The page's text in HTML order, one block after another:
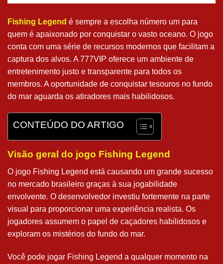
Fishing Legend é sempre a escolha número um para
quem é apaixonado por conquistar o vasto oceano. O jogo
conta com uma série de recursos modernos que facilitam a
captura dos alvos. A 777VIP oferece um ambiente de
entretenimento justo e transparente para todos os
membros. A oportunidade de conquistar tesouros no fundo
do mar aguarda os atiradores mais habilidosos.
CONTEÚDO DO ARTIGO
Visão geral do jogo Fishing Legend
O jogo Fishing Legend está causando um grande sucesso
no mercado brasileiro graças à sua jogabilidade
envolvente. O desenvolvedor investiu fortemente na parte
visual para proporcionar uma experiência realista. Os
jogadores assumem o papel de caçadores habilidosos e
exploram os mistérios do fundo do mar.
Você pode jogar Fishing Legend a qualquer momento na